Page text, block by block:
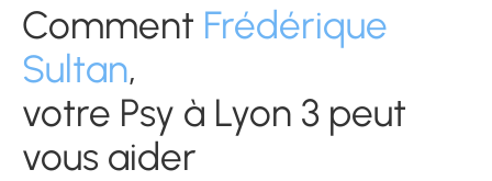
Comment Frédérique
Sultan,
votre Psy à Lyon 3 peut
vous aider